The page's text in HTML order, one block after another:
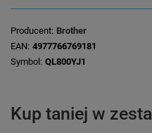
Producent Brother
EAN 4977766769181
Symbol QL800YJ1
Kup taniej w